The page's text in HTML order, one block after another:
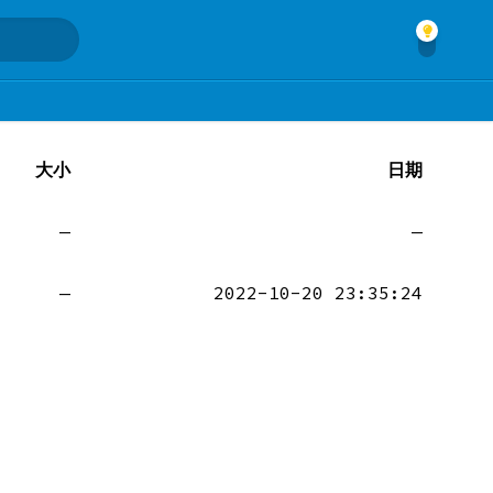
大小 日期
— —
— 2022-10-20 23:35:24